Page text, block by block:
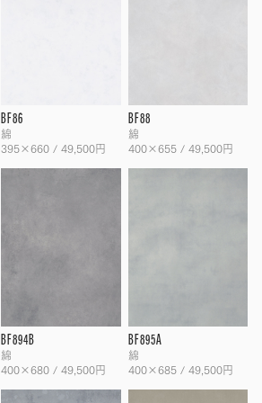
BF86
綿
395×660 / 49,500円
BF88
綿
400×655 / 49,500円
BF894B
綿
400×680 / 49,500円
BF895A
綿
400×685 / 49,500円